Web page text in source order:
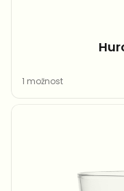
1 možnost